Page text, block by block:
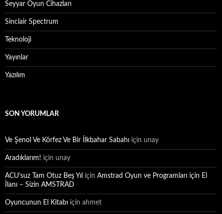
Seyyar Oyun Cihazları
Sinclair Spectrum
Teknoloji
Yayınlar
Yazılım
SON YORUMLAR
Ve Şenol Ve Körfez Ve Bir İlkbahar Sabahı için unay
Aradıklarım! için unay
ACU’suz Tam Otuz Beş Yıl için Amstrad Oyun ve Programları için El
İlanı – Sizin AMSTRAD
Oyuncunun El Kitabı için ahmet